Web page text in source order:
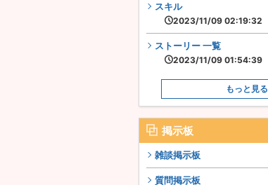
スキル
2023/11/09 02:19:32
ストーリー 一覧
2023/11/09 01:54:39
もっと見る
掲示板
雑談掲示板
質問掲示板